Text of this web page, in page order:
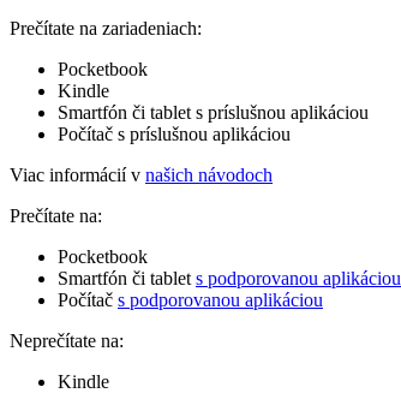
Prečítate na zariadeniach:
Pocketbook
Kindle
Smartfón či tablet s príslušnou aplikáciou
Počítač s príslušnou aplikáciou
Viac informácií v našich návodoch
Prečítate na:
Pocketbook
Smartfón či tablet s podporovanou aplikáciou
Počítač s podporovanou aplikáciou
Neprečítate na:
Kindle